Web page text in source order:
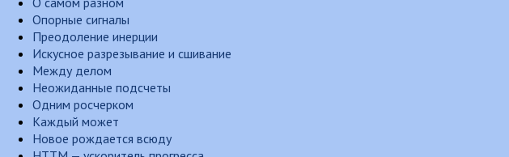
Опорные сигналы
Преодоление инерции
Искусное разрезывание и сшивание
Между делом
Неожиданные подсчеты
Одним росчерком
Каждый может
Новое рождается всюду